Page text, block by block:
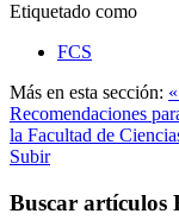
Etiquetado como
FCS
Más en esta sección:
Recomendaciones
la Facultad de
Subir
Buscar artículos